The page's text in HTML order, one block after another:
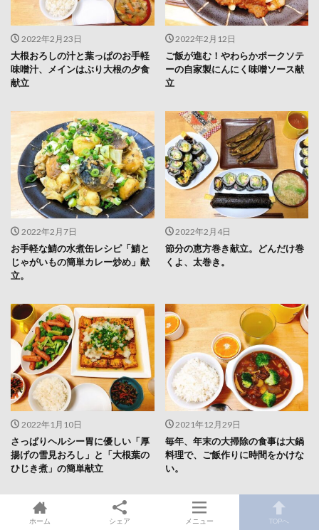
2022年2月23日
大根おろしの汁と葉っぱのお手軽
味噌汁、メインはぶり大根の夕食
献立
2022年2月12日
ご飯が進む！やわらかポークソテ
ーの自家製にんにく味噌ソース献
立
2022年2月7日
お手軽な鯖の水煮缶レシピ「鯖と
じゃがいもの簡単カレー炒め」献
立。
2022年2月4日
節分の恵方巻き献立。どんだけ巻
くよ、太巻き。
2022年1月10日
さっぱりヘルシー胃に優しい「厚
揚げの雪見おろし」と「大根葉の
ひじき煮」の簡単献立
2021年12月29日
毎年、年末の大掃除の食事は大鍋
料理で、ご飯作りに時間をかけな
い。
ホーム シェア メニュー TOPへ